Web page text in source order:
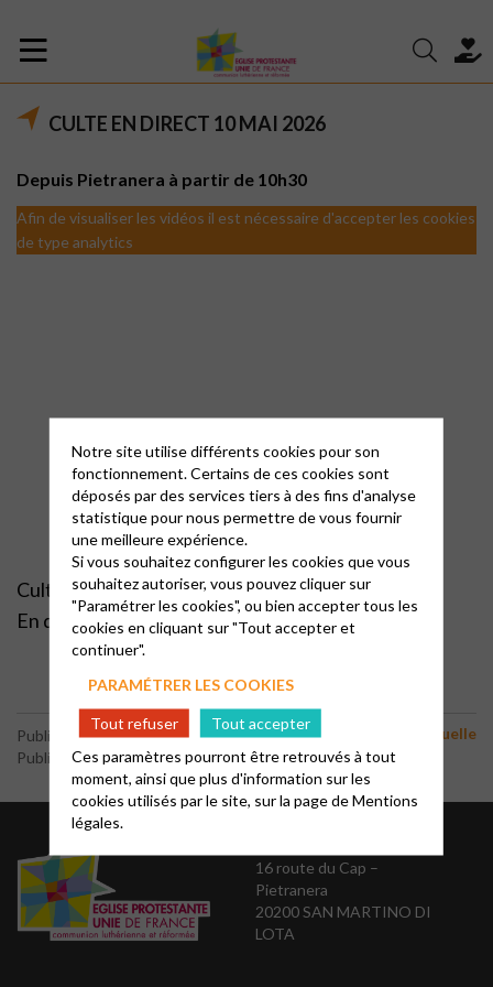
CULTE EN DIRECT 10 MAI 2026
Depuis Pietranera à partir de 10h30
Afin de visualiser les vidéos il est nécessaire d'accepter les cookies
de type analytics
Culte
dimanche 10 mai 2026
En direct de Pietranera à partir de 10h30
Publié le 7 mai 2026
Publié par le webmaster
Vie spirituelle
16 route du Cap –
Pietranera
20200 SAN MARTINO DI
LOTA
Notre site utilise différents cookies pour son
fonctionnement. Certains de ces cookies sont
déposés par des services tiers à des fins d'analyse
statistique pour nous permettre de vous fournir
une meilleure expérience.
Si vous souhaitez configurer les cookies que vous
souhaitez autoriser, vous pouvez cliquer sur
"Paramétrer les cookies", ou bien accepter tous les
cookies en cliquant sur "Tout accepter et
continuer".
PARAMÉTRER LES COOKIES
Tout refuser
Tout accepter
Ces paramètres pourront être retrouvés à tout
moment, ainsi que plus d'information sur les
cookies utilisés par le site, sur la page deMentions
légales.